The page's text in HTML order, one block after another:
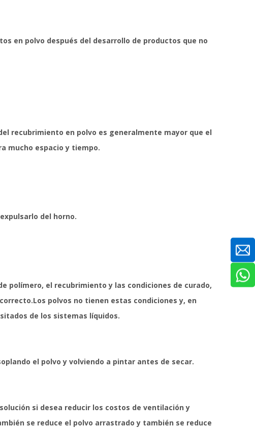
en polvo después del desarrollo de productos que no
recubrimiento en polvo es generalmente mayor que el
mucho espacio y tiempo.
del horno.
polímero, el recubrimiento y las condiciones de curado,
polvos no tienen estas condiciones y, en
de los sistemas líquidos.
el polvo y volviendo a pintar antes de secar.
si desea reducir los costos de ventilación y
se reduce el polvo arrastrado y también se reduce